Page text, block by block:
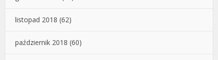
listopad 2018 (62)
październik 2018 (60)